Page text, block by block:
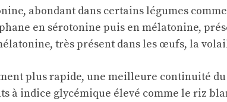
abondant dans certains légumes
en sérotonine puis en mélatonine,
très présent dans les œufs, la
plus rapide, une meilleure continuité
à indice glycémique élevé comme le riz